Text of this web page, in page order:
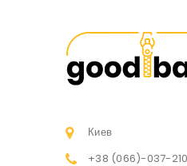
Киев
+38 (066)-037-